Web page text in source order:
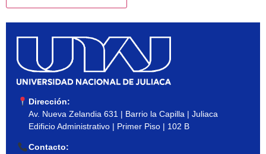
Dirección:
Av. Nueva Zelandia 631 | Barrio la Capilla | Juliaca
Edificio Administrativo | Primer Piso | 102 B
Contacto: